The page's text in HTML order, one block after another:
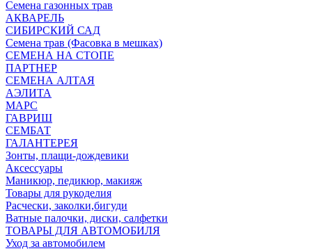
Семена газонных трав
АКВАРЕЛЬ
СИБИРСКИЙ САД
Семена трав (Фасовка в мешках)
СЕМЕНА НА СТОПЕ
ПАРТНЕР
СЕМЕНА АЛТАЯ
АЭЛИТА
МАРС
ГАВРИШ
СЕМБАТ
ГАЛАНТЕРЕЯ
Зонты, плащи-дождевики
Аксессуары
Маникюр, педикюр, макияж
Товары для рукоделия
Расчески, заколки,бигуди
Ватные палочки, диски, салфетки
ТОВАРЫ ДЛЯ АВТОМОБИЛЯ
Уход за автомобилем